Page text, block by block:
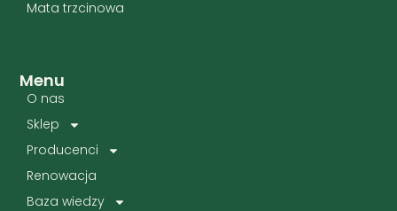
Menu
O nas
Sklep
Producenci
Renowacja
Baza wiedzy
Mata trzcinowa